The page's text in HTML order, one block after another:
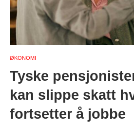
ØKONOMI
Tyske
kan slippe skatt
fortsetter å jobbe